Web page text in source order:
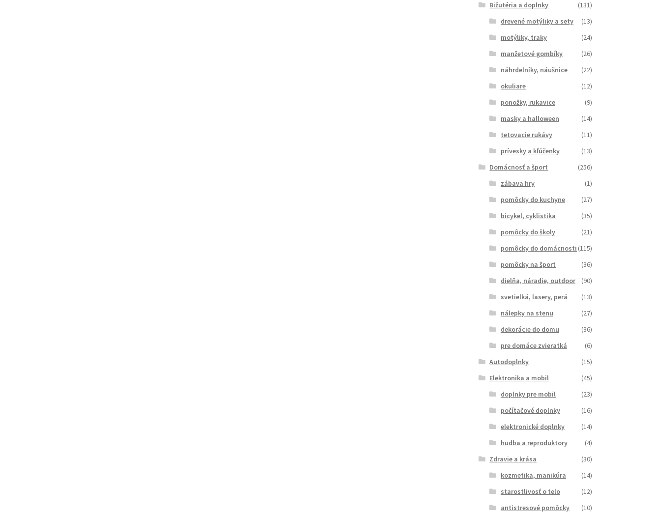
Bižutéria a doplnky
(131)
drevené motýliky a sety
(13)
motýliky, traky
(24)
manžetové gombíky
(26)
náhrdelníky, náušnice
(22)
okuliare
(12)
ponožky, rukavice
(9)
masky a halloween
(14)
tetovacie rukávy
(11)
prívesky a kľúčenky
(13)
Domácnosť a šport
(256)
zábava hry
(1)
pomôcky do kuchyne
(27)
bicykel, cyklistika
(35)
pomôcky do školy
(21)
pomôcky do domácnosti (115)
pomôcky na šport
(36)
dielňa, náradie, outdoor
(90)
svetielká, lasery, perá
(13)
nálepky na stenu
(27)
dekorácie do domu
(36)
pre domáce zvieratká
(6)
Autodoplnky
(15)
Elektronika a mobil
(45)
doplnky pre mobil
(23)
počítačové doplnky
(16)
elektronické doplnky
(14)
hudba a reproduktory
(4)
Zdravie a krása
(30)
kozmetika, manikúra
(14)
starostlivosť o telo
(12)
antistresové pomôcky
(10)